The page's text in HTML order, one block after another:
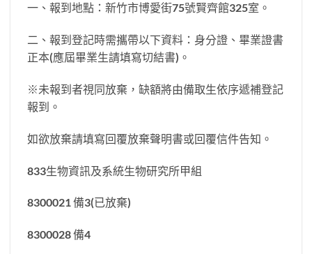
一、報到地點：新竹市博愛街75號賢齊館325室。
二、報到登記時需攜帶以下資料：身分證、畢業證書
正本(應屆畢業生請填寫切結書)。
※未報到者視同放棄，缺額將由備取生依序遞補登記
報到。
如欲放棄請填寫回覆放棄聲明書或回覆信件告知。
833生物資訊及系統生物研究所甲組
8300021 備3(已放棄)
8300028 備4